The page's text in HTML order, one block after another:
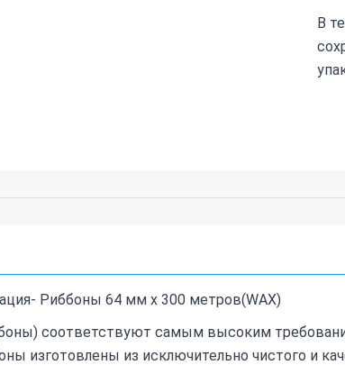
В
Риббоны 64 мм х 300 метров(WAX)
соответствуют самым высоким
изготовлены из исключительно чистого и